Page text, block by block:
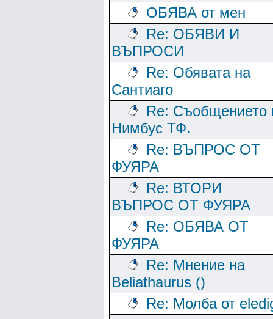
ОБЯВА от мен
Re: ОБЯВИ И
ВЪПРОСИ
Re: Обявата на
Сантиаго
Re: Съобщението
Нимбус ТФ.
Re: ВЪПРОС ОТ
ФУЯРА
Re: ВТОРИ
ВЪПРОС ОТ ФУЯРА
Re: ОБЯВА ОТ
ФУЯРА
Re: Мнение на
Beliathaurus ()
Re: Молба от